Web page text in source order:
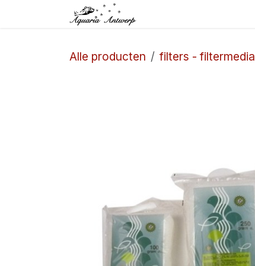
Overslaan naar inhoud
Alle producten filters - filtermedia